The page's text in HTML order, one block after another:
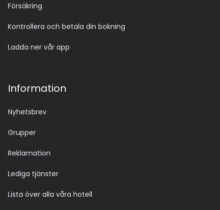
Försäkring
Kontrollera och betala din bokning
Ladda ner vår app
Information
Nyhetsbrev
Grupper
Reklamation
Lediga tjänster
Lista över alla våra hotell